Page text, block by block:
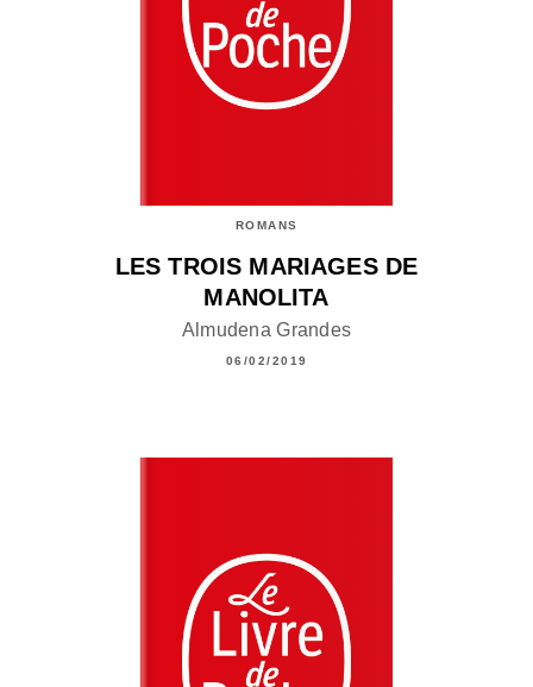
ROMANS
LES TROIS MARIAGES DE
MANOLITA
Almudena Grandes
06/02/2019